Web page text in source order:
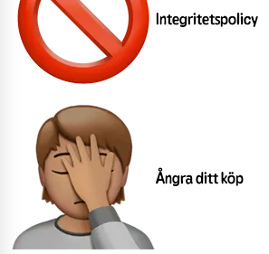
Integritetspolicy
Ångra ditt köp